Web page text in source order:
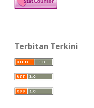
Terbitan Terkini